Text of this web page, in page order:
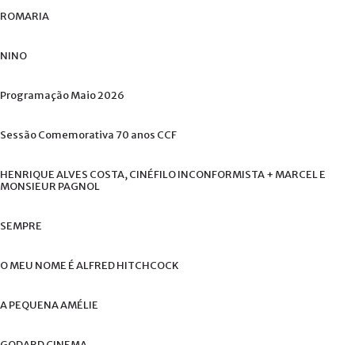
ROMARIA
NINO
ProgramaçãoMaio2026
SessãoComemorativa 70 anos CCF
HENRIQUEALVES COSTA,CINÉFILOINCONFORMISTA+ MARCELE
MONSIEUR PAGNOL
SEMPRE
OMEU NOME ÉALFREDHITCHCOCK
APEQUENAAMÉLIE